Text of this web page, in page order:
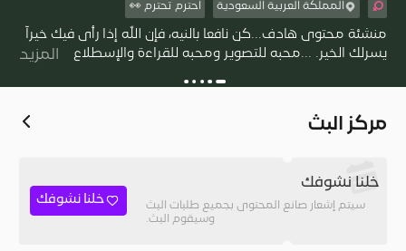
المملكة العربية السعودية احترم تحترم 👀
منشئة محتوى هادف...كن نافعا بالنيه، فإن الله إذا رأى فيك خيرآ
يسرلك الخير. ...محبه للتصوير ومحبه للقراءة والإسطلاع
المزيد
مركز البث
خلنا نشوفك
سيتم إشعار صانع المحتوى بجميع طلبات البث
وسيقوم البث.
خلنا نشوفك